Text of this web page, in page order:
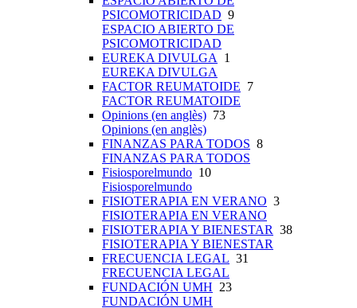
PSICOMOTRICIDAD 9
ESPACIO ABIERTO DE
PSICOMOTRICIDAD
EUREKA DIVULGA
1
EUREKA DIVULGA
FACTOR REUMATOIDE 7
FACTOR REUMATOIDE
Opinions (en anglès) 73
Opinions (en anglès)
FINANZAS PARA TODOS 8
FINANZAS PARA TODOS
Fisiosporelmundo 10
Fisiosporelmundo
FISIOTERAPIA EN VERANO 3
FISIOTERAPIA EN VERANO
FISIOTERAPIA Y BIENESTAR 38
FISIOTERAPIA Y BIENESTAR
FRECUENCIA LEGAL 31
FRECUENCIA LEGAL
FUNDACIÓN UMH 23
FUNDACIÓN UMH